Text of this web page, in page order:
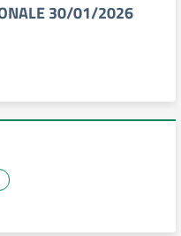
30/01/2026